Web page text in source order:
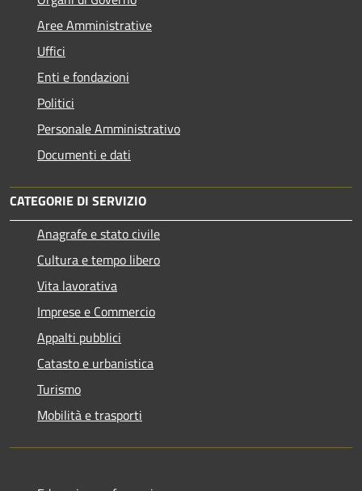
Aree Amministrative
Uffici
Enti e fondazioni
Politici
Personale Amministrativo
Documenti e dati
CATEGORIE DI SERVIZIO
Anagrafe e stato civile
Cultura e tempo libero
Vita lavorativa
Imprese e Commercio
Appalti pubblici
Catasto e urbanistica
Turismo
Mobilità e trasporti